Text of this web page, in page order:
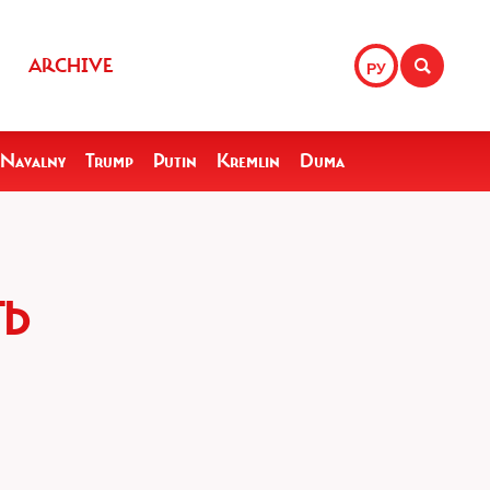
РУ
ARCHIVE
Navalny Trump Putin Kremlin Duma